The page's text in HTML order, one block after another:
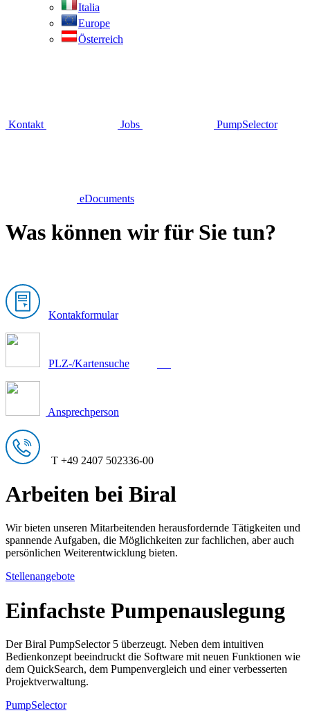
Italia
Europe
Österreich
Kontakt Jobs PumpSelector
eDocuments
Was können wir für Sie tun?
Kontakformular
PLZ-/Kartensuche
Ansprechperson
T +49 2407 502336-00
Arbeiten bei Biral
Wir bieten unseren Mitarbeitenden herausfordernde Tätigkeiten und
spannende Aufgaben, die Möglichkeiten zur fachlichen, aber auch
persönlichen Weiterentwicklung bieten.
Stellenangebote
Einfachste Pumpenauslegung
Der Biral PumpSelector 5 überzeugt. Neben dem intuitiven
Bedienkonzept beeindruckt die Software mit neuen Funktionen wie
dem QuickSearch, dem Pumpenvergleich und einer verbesserten
Projektverwaltung.
PumpSelector